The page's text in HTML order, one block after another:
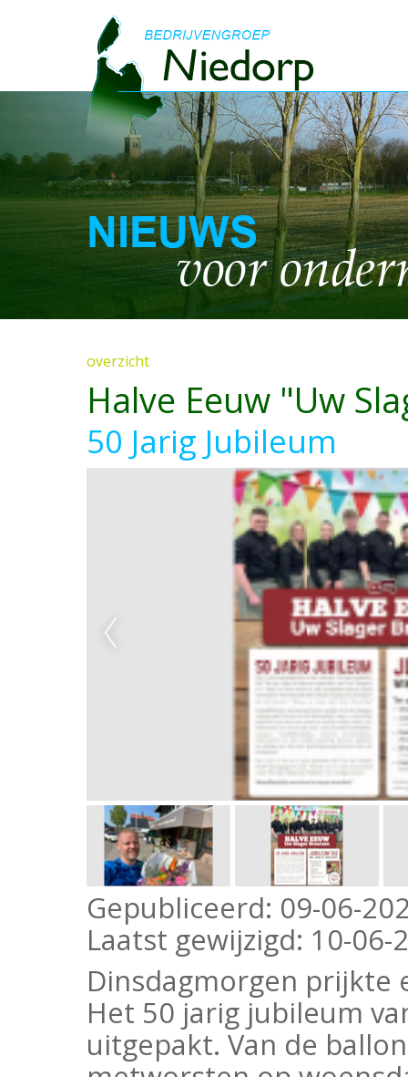
overzicht
Halve Eeuw "Uw
50 Jarig Jubileum
Gepubliceerd: 09-06-
Laatst gewijzigd: 10-06-
Dinsdagmorgen
Het 50 jarig jubileum
uitgepakt. Van de